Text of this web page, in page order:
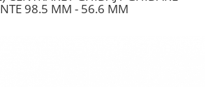
98.5 MM - 56.6 MM